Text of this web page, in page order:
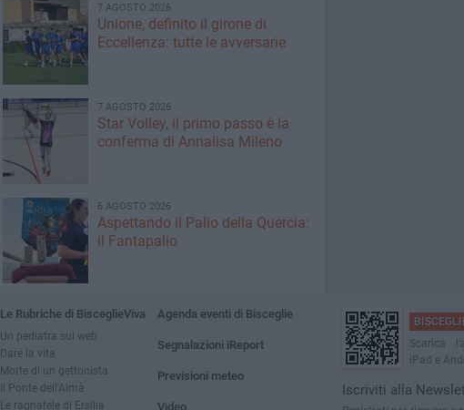
7 AGOSTO 2026
Unione, definito il girone di
Eccellenza: tutte le avversarie
7 AGOSTO 2026
Star Volley, il primo passo è la
conferma di Annalisa Mileno
6 AGOSTO 2026
Aspettando il Palio della Quercia:
il Fantapalio
Le Rubriche di BisceglieViva
Un pediatra sul web
Dare la vita
Morte di un gettonista
Il Ponte dell'Almà
Le ragnatele di Ersilia
Agenda eventi di Bisceglie
Segnalazioni iReport
Previsioni meteo
Video
Scarica
iPad e
Iscriviti alla